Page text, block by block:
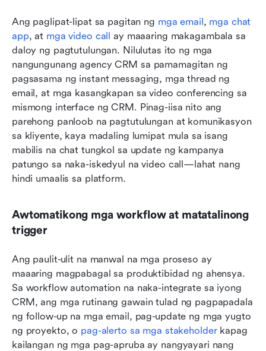
Ang paglipat-lipat sa pagitan ng mga email, mga chat
app, at mga video call ay maaaring makagambala sa
daloy ng pagtutulungan. Nilulutas ito ng mga
nangungunang agency CRM sa pamamagitan ng
pagsasama ng instant messaging, mga thread ng
email, at mga kasangkapan sa video conferencing sa
mismong interface ng CRM. Pinag-iisa nito ang
parehong panloob na pagtutulungan at komunikasyon
sa kliyente, kaya madaling lumipat mula sa isang
mabilis na chat tungkol sa update ng kampanya
patungo sa naka-iskedyul na video call—lahat nang
hindi umaalis sa platform.
Awtomatikong mga workflow at matatalinong
trigger
Ang paulit-ulit na manwal na mga proseso ay
maaaring magpabagal sa produktibidad ng ahensya.
Sa workflow automation na naka-integrate sa iyong
CRM, ang mga rutinang gawain tulad ng pagpapadala
ng follow-up na mga email, pag-update ng mga yugto
ng proyekto, o pag-alerto sa mga stakeholder kapag
kailangan ng mga pag-apruba ay nangyayari nang